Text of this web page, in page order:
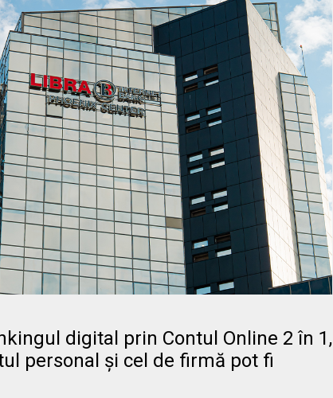
digital prin Contul Online 2 în 1,
personal și cel de firmă pot fi